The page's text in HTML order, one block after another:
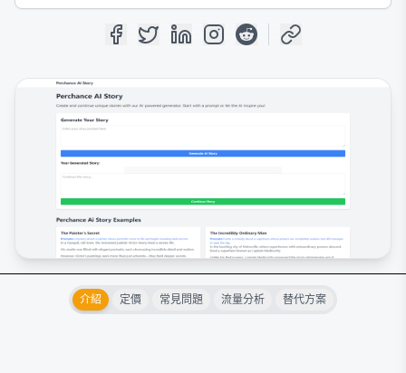
介紹 定價 常見問題 流量分析 替代方案